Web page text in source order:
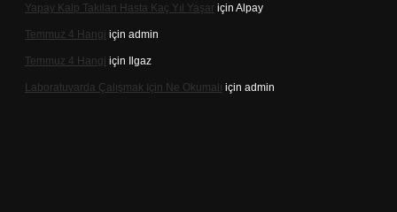
Yapay Kalp Takılan Hasta Kaç Yıl Yaşar için Alpay
Temmuz 4 Hangi için admin
Temmuz 4 Hangi için Ilgaz
Laboratuvarda Çalışmak Için Ne Okumalı için admin